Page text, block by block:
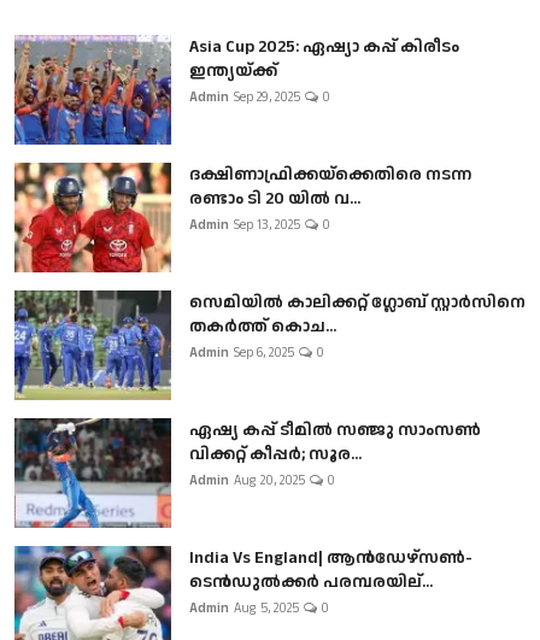
Asia Cup 2025: ഏഷ്യാ കപ്പ് കിരീടം
ഇന്ത്യയ്ക്ക്
Admin Sep 29, 2025 0
ദക്ഷിണാഫ്രിക്കയ്‌ക്കെതിരെ നടന്ന
രണ്ടാം ടി 20 യിൽ വ...
Admin Sep 13, 2025 0
സെമിയിൽ കാലിക്കറ്റ് ഗ്ലോബ് സ്റ്റാർസിനെ
തകർത്ത് കൊച...
Admin Sep 6, 2025 0
ഏഷ്യ കപ്പ് ടീമിൽ സഞ്ജു സാംസൺ
വിക്കറ്റ് കീപ്പർ; സൂര...
Admin Aug 20, 2025 0
India Vs England| ആൻഡേഴ്സൺ-
ടെൻഡുല്‍ക്കർ പരമ്പരയില്...
Admin Aug 5, 2025 0